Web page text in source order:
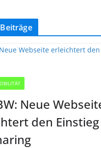
Neue
den